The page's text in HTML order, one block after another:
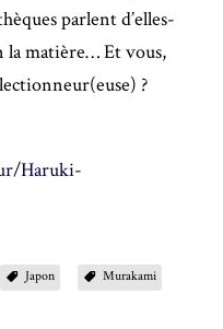
parlent d’elles-
la matière… Et vous,
?
Haruki-
Japon Murakami